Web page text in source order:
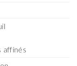
affinés